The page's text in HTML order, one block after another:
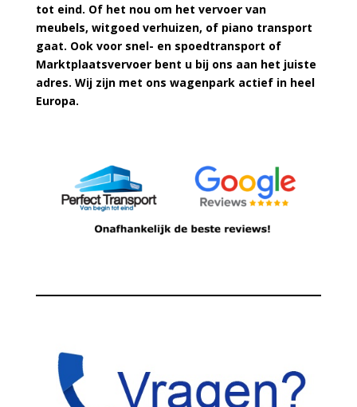
tot eind. Of het nou om het vervoer van
meubels, witgoed verhuizen, of piano transport
gaat. Ook voor snel- en spoedtransport of
Marktplaatsvervoer bent u bij ons aan het juiste
adres. Wij zijn met ons wagenpark actief in heel
Europa.